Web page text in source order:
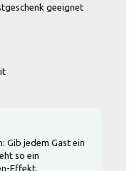
geeignet
Gib jedem Gast ein
so ein
Effekt.